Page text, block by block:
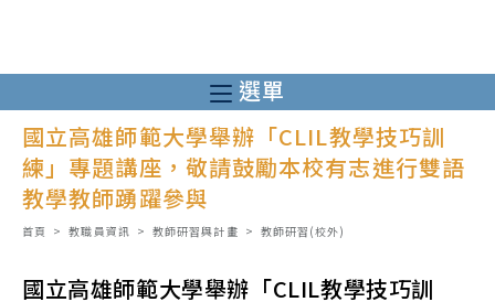
至
主
內
容
選單
國立高雄師範大學舉辦「CLIL教學技巧訓
練」專題講座，敬請鼓勵本校有志進行雙語
教學教師踴躍參與
首頁 > 教職員資訊 > 教師研習與計畫 > 教師研習(校外)
國立高雄師範大學舉辦「CLIL教學技巧訓